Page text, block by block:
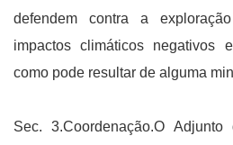
defendem contra a
impactos climáticos negativos
como pode resultar de alguma
Sec. 3.Coordenação.O